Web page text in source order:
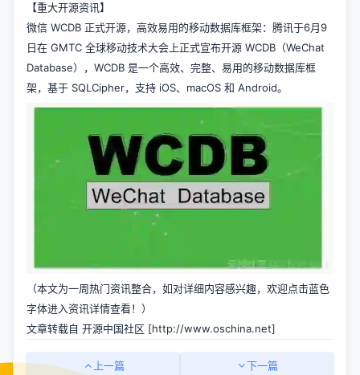
【重大开源资讯】
微信 WCDB 正式开源，高效易用的移动数据库框架：腾讯于6月9
日在 GMTC 全球移动技术大会上正式宣布开源 WCDB（WeChat
Database），WCDB 是一个高效、完整、易用的移动数据库框
架，基于 SQLCipher，支持 iOS、macOS 和 Android。
（本文为一周热门资讯整合，如对详细内容感兴趣，欢迎点击蓝色
字体进入资讯详情查看！）
文章转载自 开源中国社区 [http://www.oschina.net]
上一篇 下一篇